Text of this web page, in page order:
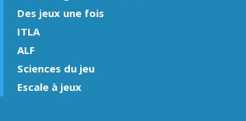
Des jeux une fois
ITLA
ALF
Sciences du jeu
Escale à jeux